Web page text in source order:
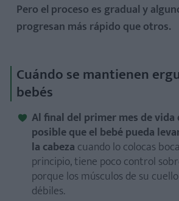
Pero el proceso es gradual y
progresan más rápido que otros.
Cuándo se mantienen
bebés
Al final del primer mes de vida
posible que el bebé pueda
la cabeza cuando lo colocas
principio, tiene poco control
porque los músculos de su
débiles.